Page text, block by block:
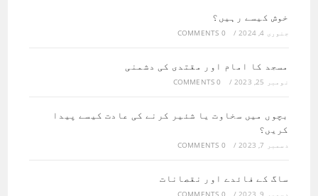
خوش کیسے رہیں؟
جنوری 4, 2024 /
0 COMMENTS
مسجد کا امام اور مقتدی کی دشمنی
نومبر 25, 2023 /
0 COMMENTS
بچوں میں سخاوت یا شئیر کرنے کی عادت کیسے پیدا
کریں؟
دسمبر 7, 2023 /
0 COMMENTS
ساگ کے فائدے اور نقصانات
دسمبر 9, 2023 /
0 COMMENTS